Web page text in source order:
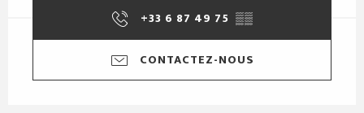
+33 6 87 49 75 ▒▒
CONTACTEZ-NOUS